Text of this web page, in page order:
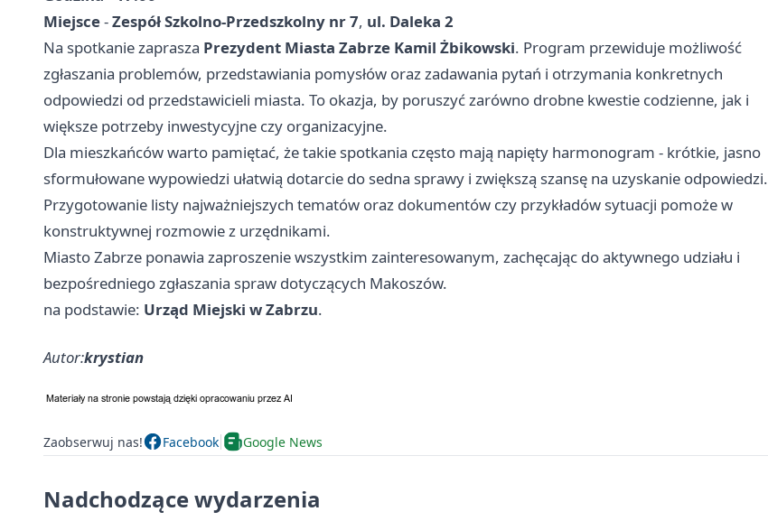
Miejsce-Zespół Szkolno-Przedszkolny nr 7, ul. Daleka 2
Na spotkanie zaprasza Prezydent Miasta Zabrze Kamil Żbikowski. Program przewiduje możliwość
zgłaszania problemów, przedstawiania pomysłów oraz zadawania pytań i otrzymania konkretnych
odpowiedzi od przedstawicieli miasta. To okazja, by poruszyć zarówno drobne kwestie codzienne, jak i
większe potrzeby inwestycyjne czy organizacyjne.
Dla mieszkańców warto pamiętać, że takie spotkania często mają napięty harmonogram - krótkie, jasno
sformułowane wypowiedzi ułatwią dotarcie do sedna sprawy i zwiększą szansę na uzyskanie odpowiedzi.
Przygotowanie listy najważniejszych tematów oraz dokumentów czy przykładów sytuacji pomoże w
konstruktywnej rozmowie z urzędnikami.
Miasto Zabrze ponawia zaproszenie wszystkim zainteresowanym, zachęcając do aktywnego udziału i
bezpośredniego zgłaszania spraw dotyczących Makoszów.
na podstawie: Urząd Miejski w Zabrzu.
Autor:krystian
Zaobserwuj nas! Facebook Google News
Nadchodzące wydarzenia